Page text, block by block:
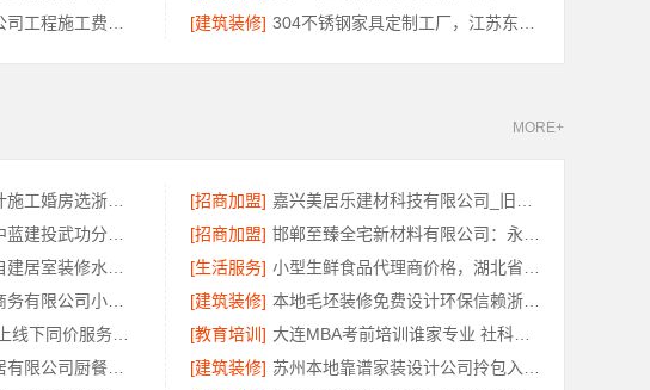
[建筑装修]
MORE+
[招商加盟]
[招商加盟]
[生活服务]
[建筑装修]
本地毛坯装修免费设计环保信赖浙江臻美新型建材有限公司
[教育培训]
大连MBA考前培训谁家专业 社科赛斯考研服务人才伴您成长
[建筑装修]